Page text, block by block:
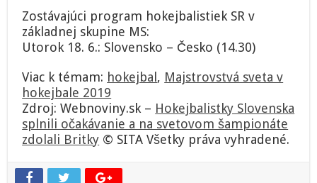
Zostávajúci program hokejbalistiek SR v
základnej skupine MS:
Utorok 18. 6.: Slovensko – Česko (14.30)
Viac k témam: hokejbal , Majstrovstvá sveta v
hokejbale 2019
Zdroj: Webnoviny.sk – Hokejbalistky Slovenska
splnili očakávanie a na svetovom šampionáte
zdolali Britky © SITA Všetky práva vyhradené.